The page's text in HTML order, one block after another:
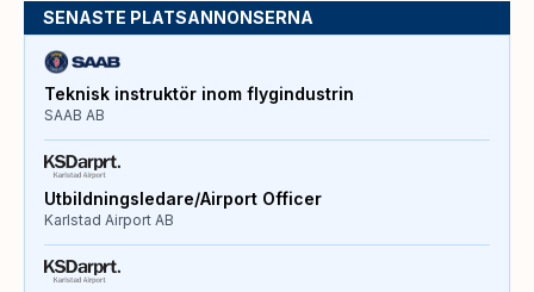
SENASTE PLATSANNONSERNA
Teknisk instruktör inom flygindustrin
SAAB AB
Utbildningsledare/Airport Officer
Karlstad Airport AB